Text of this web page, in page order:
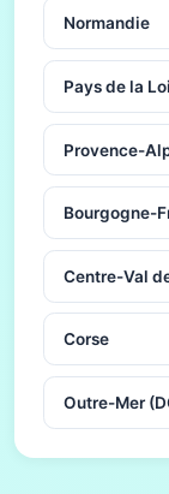
Normandie
Pays de la
Provence-
Bourgogne-
Centre-Val
Corse
Outre-Mer